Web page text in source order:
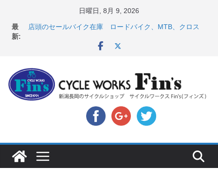
日曜日, 8月 9, 2026
最
新:
ムと、入荷してきました人気商品ピックアップ！
バイクなど（２０２６・７・１０ 現在）
トス カスタム！と、２０２７年モデル スコット入荷。
8月1・2日 YOELEO試乗会とオフ会開催！！ ＆
LAZER 最高峰ヘルメットが３０〜４０％OFF セール
店頭のセールバイク在庫 ロードバイク、MTB、クロス
バイクなど（２０２６・７・１７ 現在）